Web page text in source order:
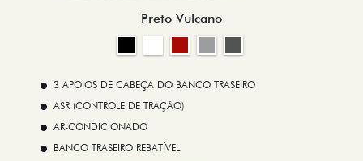
Preto Vulcano
3 APOIOS DE CABEÇA DO BANCO TRASEIRO
ASR (CONTROLE DE TRAÇÃO)
AR-CONDICIONADO
BANCO TRASEIRO REBATÍVEL